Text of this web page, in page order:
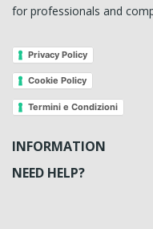
for professionals and
Privacy Policy
Cookie Policy
Termini e Condizioni
INFORMATION
NEED HELP?